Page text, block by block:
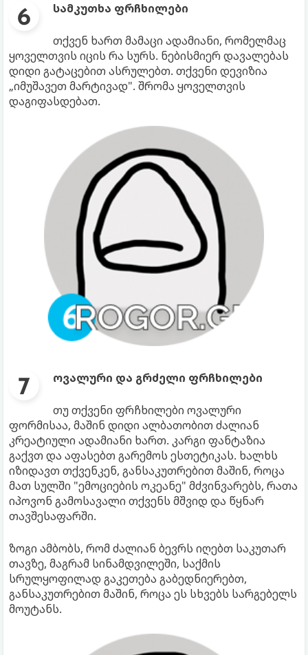
სამკუთხა ფრჩხილები
თქვენ ხართ მამაცი ადამიანი, რომელმაც
ყოველთვის იცის რა სურს. ნებისმიერ დავალებას
დიდი გატაცებით ასრულებთ. თქვენი დევიზია
„იმუშავეთ მარტივად". შრომა ყოველთვის
დაგიფასდებათ.
ოვალური და გრძელი ფრჩხილები
თუ თქვენი ფრჩხილები ოვალური
ფორმისაა, მაშინ დიდი ალბათობით ძალიან
კრეატიული ადამიანი ხართ. კარგი ფანტაზია
გაქვთ და აფასებთ გარემოს ესთეტიკას. ხალხს
იზიდავთ თქვენკენ, განსაკუთრებით მაშინ, როცა
მათ სულში "ემოციების ოკეანე" მძვინვარებს, რათა
იპოვონ გამოსავალი თქვენს მშვიდ და წყნარ
თავშესაფარში.
ზოგი ამბობს, რომ ძალიან ბევრს იღებთ საკუთარ
თავზე, მაგრამ სინამდვილეში, საქმის
სრულყოფილად გაკეთება გაბედნიერებთ,
განსაკუთრებით მაშინ, როცა ეს სხვებს სარგებელს
მოუტანს.